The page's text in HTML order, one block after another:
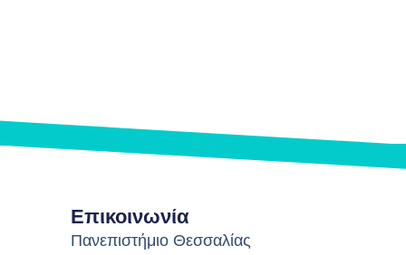
Επικοινωνία
Πανεπιστήμιο Θεσσαλίας